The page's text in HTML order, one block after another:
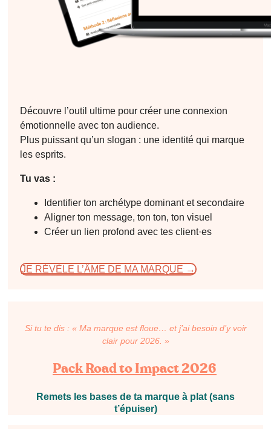
Découvre l’outil ultime pour créer une connexion
émotionnelle avec ton audience.
Plus puissant qu’un slogan : une identité qui marque
les esprits.
Tu vas :
Identifier ton archétype dominant et secondaire
Aligner ton message, ton ton, ton visuel
Créer un lien profond avec tes client·es
JE RÉVÈLE L’ÂME DE MA MARQUE →
Si tu te dis : « Ma marque est floue… et j’ai besoin d’y voir
clair pour 2026. »
Pack Road to Impact 2026
Remets les bases de ta marque à plat (sans
t’épuiser)